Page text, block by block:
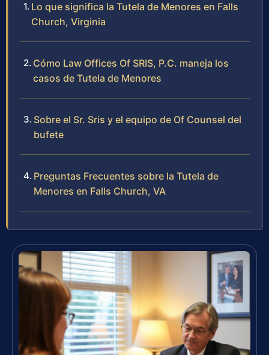
Lo que significa la Tutela de Menores en Falls
Church, Virginia
Cómo Law Offices Of SRIS, P.C. maneja los
casos de Tutela de Menores
Sobre el Sr. Sris y el equipo de Of Counsel del
bufete
Preguntas Frecuentes sobre la Tutela de
Menores en Falls Church, VA